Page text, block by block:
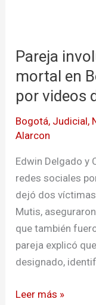
Pareja
mortal en
por videos
Bogotá, Judicial,
Alarcon
Edwin Delgado y
redes sociales
dejó dos
Mutis,
que también
pareja explicó
designado,
en
accidente
en
Bogotá
denuncia
acoso
por
videos
difundidos
en
internet
Leer más »